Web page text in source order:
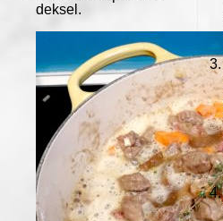
deksel.